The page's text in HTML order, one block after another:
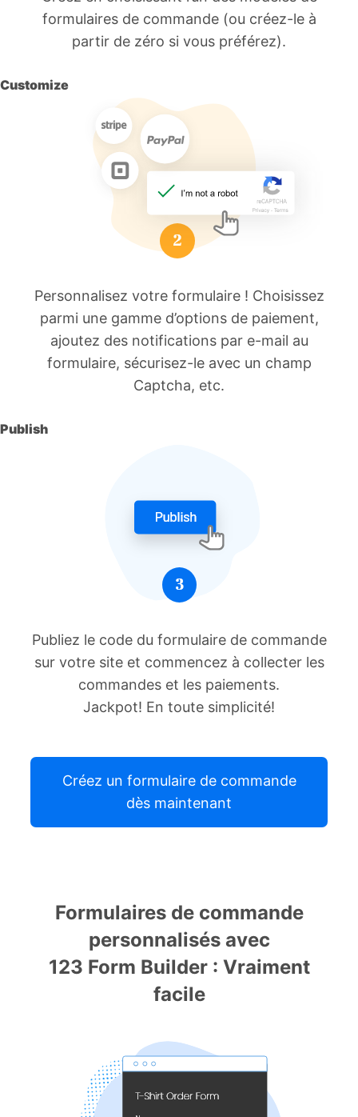
formulaires de commande (ou créez-le à
partir de zéro si vous préférez).
Customize
Personnalisez votre formulaire ! Choisissez
parmi une gamme d’options de paiement,
ajoutez des notifications par e-mail au
formulaire, sécurisez-le avec un champ
Captcha, etc.
Publish
Publiez le code du formulaire de commande
sur votre site et commencez à collecter les
commandes et les paiements.
Jackpot! En toute simplicité!
Créez un formulaire de commande
dès maintenant
Formulaires de commande
personnalisés avec
123 Form Builder : Vraiment
facile